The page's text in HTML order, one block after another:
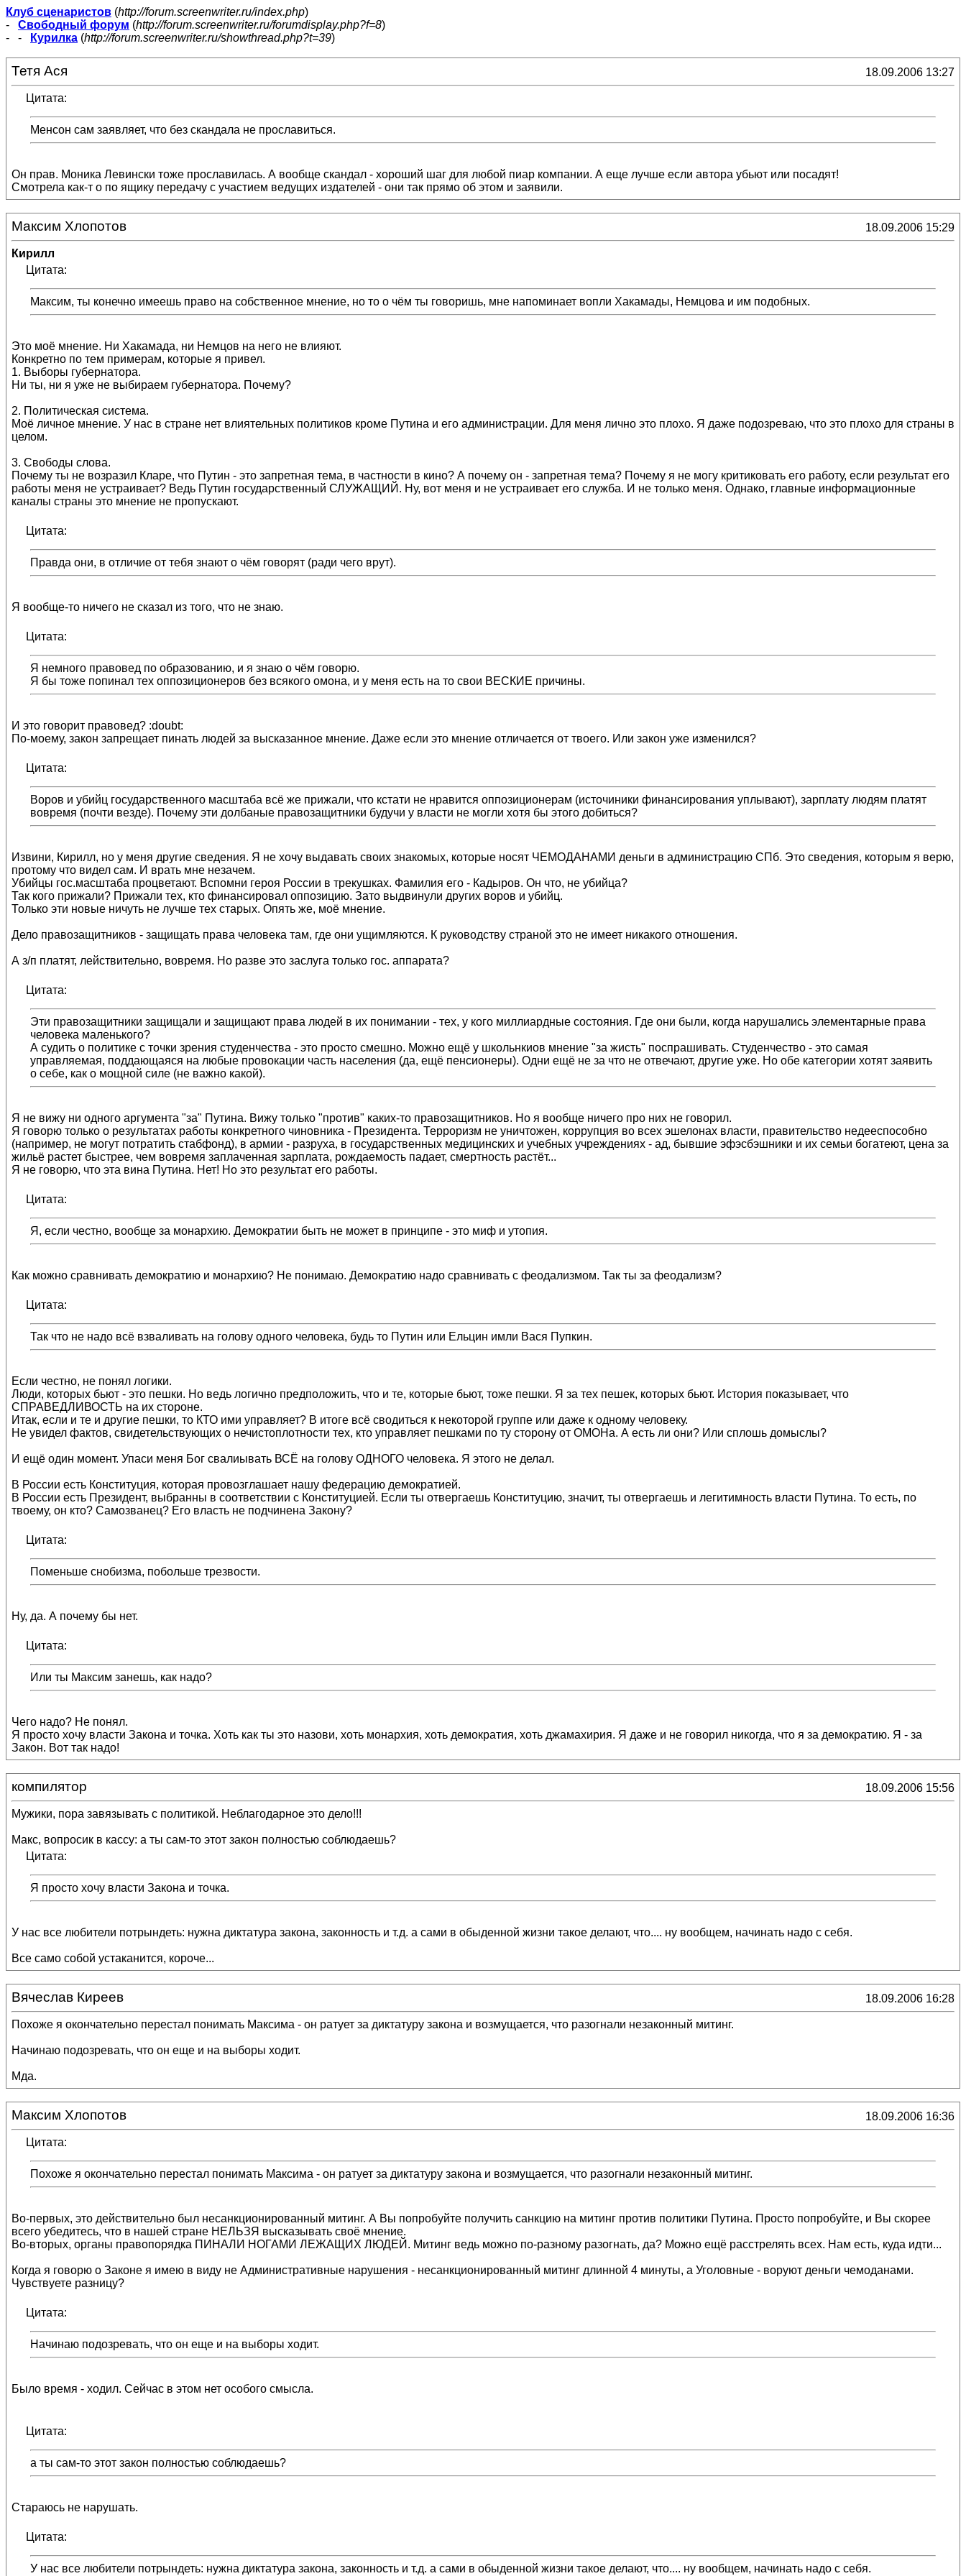
Клуб сценаристов (http://forum.screenwriter.ru/index.php)
- Свободный форум (http://forum.screenwriter.ru/forumdisplay.php?f=8)
- -
Курилка (http://forum.screenwriter.ru/showthread.php?t=39)
Тетя Ася 18.09.2006 13:27
Цитата:
Менсон сам заявляет, что без скандала не прославиться.
Он прав. Моника Левински тоже прославилась. А вообще скандал - хороший шаг для любой пиар компании. А еще лучше если автора убьют или посадят!
Смотрела как-т о по ящику передачу с участием ведущих издателей - они так прямо об этом и заявили.
Максим Хлопотов 18.09.2006 15:29
Кирилл
Цитата:
Максим, ты конечно имеешь право на собственное мнение, но то о чём ты говоришь, мне напоминает вопли Хакамады, Немцова и им подобных.
Это моё мнение. Ни Хакамада, ни Немцов на него не влияют.
Конкретно по тем примерам, которые я привел.
1. Выборы губернатора.
Ни ты, ни я уже не выбираем губернатора. Почему?
2. Политическая система.
Моё личное мнение. У нас в стране нет влиятельных политиков кроме Путина и его администрации. Для меня лично это плохо. Я даже подозреваю, что это плохо для страны в
целом.
3. Свободы слова.
Почему ты не возразил Кларе, что Путин - это запретная тема, в частности в кино? А почему он - запретная тема? Почему я не могу критиковать его работу, если результат его
работы меня не устраивает? Ведь Путин государственный СЛУЖАЩИЙ. Ну, вот меня и не устраивает его служба. И не только меня. Однако, главные информационные
каналы страны это мнение не пропускают.
Цитата:
Правда они, в отличие от тебя знают о чём говорят (ради чего врут).
Я вообще-то ничего не сказал из того, что не знаю.
Цитата:
Я немного правовед по образованию, и я знаю о чём говорю.
Я бы тоже попинал тех оппозиционеров без всякого омона, и у меня есть на то свои ВЕСКИЕ причины.
И это говорит правовед? :doubt:
По-моему, закон запрещает пинать людей за высказанное мнение. Даже если это мнение отличается от твоего. Или закон уже изменился?
Цитата:
Воров и убийц государственного масштаба всё же прижали, что кстати не нравится оппозиционерам (источиники финансирования уплывают), зарплату людям платят
вовремя (почти везде). Почему эти долбаные правозащитники будучи у власти не могли хотя бы этого добиться?
Извини, Кирилл, но у меня другие сведения. Я не хочу выдавать своих знакомых, которые носят ЧЕМОДАНАМИ деньги в администрацию СПб. Это сведения, которым я верю,
протому что видел сам. И врать мне незачем.
Убийцы гос.масштаба процветают. Вспомни героя России в трекушках. Фамилия его - Кадыров. Он что, не убийца?
Так кого прижали? Прижали тех, кто финансировал оппозицию. Зато выдвинули других воров и убийц.
Только эти новые ничуть не лучше тех старых. Опять же, моё мнение.
Дело правозащитников - защищать права человека там, где они ущимляются. К руководству страной это не имеет никакого отношения.
А з/п платят, лействительно, вовремя. Но разве это заслуга только гос. аппарата?
Цитата:
Эти правозащитники защищали и защищают права людей в их понимании - тех, у кого миллиардные состояния. Где они были, когда нарушались элементарные права
человека маленького?
А судить о политике с точки зрения студенчества - это просто смешно. Можно ещё у школьнкиов мнение "за жисть" поспрашивать. Студенчество - это самая
управляемая, поддающаяся на любые провокации часть населения (да, ещё пенсионеры). Одни ещё не за что не отвечают, другие уже. Но обе категории хотят заявить
о себе, как о мощной силе (не важно какой).
Я не вижу ни одного аргумента "за" Путина. Вижу только "против" каких-то правозащитников. Но я вообще ничего про них не говорил.
Я говорю только о результатах работы конкретного чиновника - Президента. Терроризм не уничтожен, коррупция во всех эшелонах власти, правительство недееспособно
(например, не могут потратить стабфонд), в армии - разруха, в государственных медицинских и учебных учреждениях - ад, бывшие эфэсбэшники и их семьи богатеют, цена за
жильё растет быстрее, чем вовремя заплаченная зарплата, рождаемость падает, смертность растёт...
Я не говорю, что эта вина Путина. Нет! Но это результат его работы.
Цитата:
Я, если честно, вообще за монархию. Демократии быть не может в принципе - это миф и утопия.
Как можно сравнивать демократию и монархию? Не понимаю. Демократию надо сравнивать с феодализмом. Так ты за феодализм?
Цитата:
Так что не надо всё взваливать на голову одного человека, будь то Путин или Ельцин имли Вася Пупкин.
Если честно, не понял логики.
Люди, которых бьют - это пешки. Но ведь логично предположить, что и те, которые бьют, тоже пешки. Я за тех пешек, которых бьют. История показывает, что
СПРАВЕДЛИВОСТЬ на их стороне.
Итак, если и те и другие пешки, то КТО ими управляет? В итоге всё сводиться к некоторой группе или даже к одному человеку.
Не увидел фактов, свидетельствующих о нечистоплотности тех, кто управляет пешками по ту сторону от ОМОНа. А есть ли они? Или сплошь домыслы?
И ещё один момент. Упаси меня Бог свалиывать ВСЁ на голову ОДНОГО человека. Я этого не делал.
В России есть Конституция, которая провозглашает нашу федерацию демократией.
В России есть Президент, выбранны в соответствии с Конституцией. Если ты отвергаешь Конституцию, значит, ты отвергаешь и легитимность власти Путина. То есть, по
твоему, он кто? Самозванец? Его власть не подчинена Закону?
Цитата:
Поменьше снобизма, побольше трезвости.
Ну, да. А почему бы нет.
Цитата:
Или ты Максим занешь, как надо?
Чего надо? Не понял.
Я просто хочу власти Закона и точка. Хоть как ты это назови, хоть монархия, хоть демократия, хоть джамахирия. Я даже и не говорил никогда, что я за демократию. Я - за
Закон. Вот так надо!
компилятор 18.09.2006 15:56
Мужики, пора завязывать с политикой. Неблагодарное это дело!!!
Макс, вопросик в кассу: а ты сам-то этот закон полностью соблюдаешь?
Цитата:
Я просто хочу власти Закона и точка.
У нас все любители потрындеть: нужна диктатура закона, законность и т.д. а сами в обыденной жизни такое делают, что.... ну вообщем, начинать надо с себя.
Все само собой устаканится, короче...
Вячеслав Киреев 18.09.2006 16:28
Похоже я окончательно перестал понимать Максима - он ратует за диктатуру закона и возмущается, что разогнали незаконный митинг.
Начинаю подозревать, что он еще и на выборы ходит.
Мда.
Максим Хлопотов 18.09.2006 16:36
Цитата:
Похоже я окончательно перестал понимать Максима - он ратует за диктатуру закона и возмущается, что разогнали незаконный митинг.
Во-первых, это действительно был несанкционированный митинг. А Вы попробуйте получить санкцию на митинг против политики Путина. Просто попробуйте, и Вы скорее
всего убедитесь, что в нашей стране НЕЛЬЗЯ высказывать своё мнение.
Во-вторых, органы правопорядка ПИНАЛИ НОГАМИ ЛЕЖАЩИХ ЛЮДЕЙ. Митинг ведь можно по-разному разогнать, да? Можно ещё расстрелять всех. Нам есть, куда идти...
Когда я говорю о Законе я имею в виду не Административные нарушения - несанкционированный митинг длинной 4 минуты, а Уголовные - воруют деньги чемоданами.
Чувствуете разницу?
Цитата:
Начинаю подозревать, что он еще и на выборы ходит.
Было время - ходил. Сейчас в этом нет особого смысла.
Цитата:
а ты сам-то этот закон полностью соблюдаешь?
Стараюсь не нарушать.
Цитата:
У нас все любители потрындеть: нужна диктатура закона, законность и т.д. а сами в обыденной жизни такое делают, что.... ну вообщем, начинать надо с себя.